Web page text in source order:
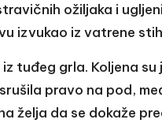
ožiljaka i
izvukao iz vatrene
tuđeg grla. Koljena
pravo na pod,
želja da se dokaže